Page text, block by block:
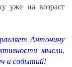
уже на возраст
Антонину
мысли,
и событий!